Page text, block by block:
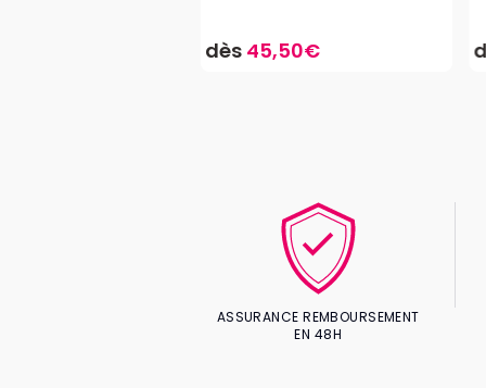
dès 45,50€
ASSURANCE REMBOURSEMENT
EN 48H